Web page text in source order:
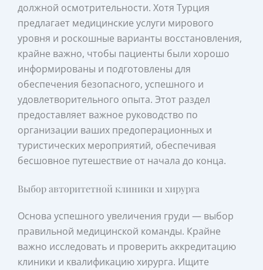
должной осмотрительности. Хотя Турция
предлагает медицинские услуги мирового
уровня и роскошные варианты восстановления,
крайне важно, чтобы пациенты были хорошо
информированы и подготовлены для
обеспечения безопасного, успешного и
удовлетворительного опыта. Этот раздел
предоставляет важное руководство по
организации ваших предоперационных и
туристических мероприятий, обеспечивая
бесшовное путешествие от начала до конца.
Выбор авторитетной клиники и хирурга
Основа успешного увеличения груди — выбор
правильной медицинской команды. Крайне
важно исследовать и проверить аккредитацию
клиники и квалификацию хирурга. Ищите